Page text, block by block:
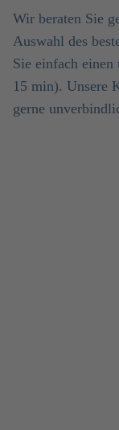
Wir beraten Sie
Auswahl des
Sie einfach einen
15 min). Unsere
gerne